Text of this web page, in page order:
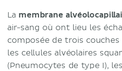
La membrane
air-sang où ont lieu les
composée de trois
les cellules alvéolaires
(Pneumocytes de type I),